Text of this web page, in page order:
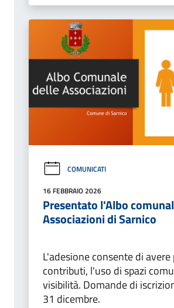
COMUNICATI
16 FEBBRAIO 2026
Presentato l'Albo
Associazioni di Sarnico
L'adesione consente di
contributi, l'uso di spazi
visibilità. Domande di
31 dicembre.